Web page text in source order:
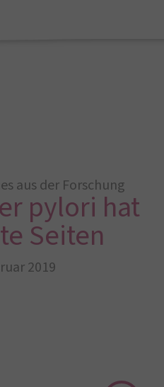
aus der Forschung
pylori hat
Seiten
2019